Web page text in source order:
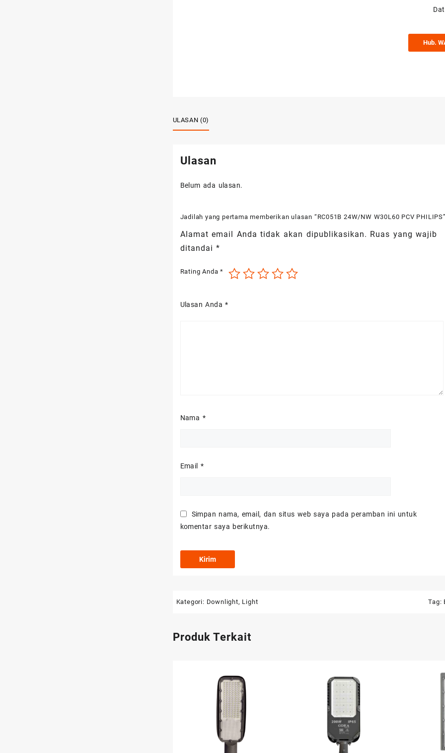
Hub.
ULASAN (0)
Ulasan
Belum ada ulasan.
Jadilah yang pertama memberikan ulasan “RC051B 24W/NW W30L60 PCV
Alamat email Anda tidak akan dipublikasikan. Ruas yang wajib
ditandai*
Rating Anda*
Ulasan Anda*
Nama *
Email *
Simpan nama, email, dan situs web saya pada peramban ini untuk
komentar saya berikutnya.
Kategori: Downlight, Light Tag:
Produk Terkait